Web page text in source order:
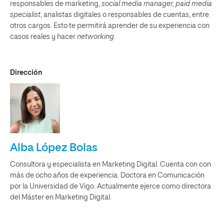
responsables de marketing, social media manager, paid media
specialist, analistas digitales o responsables de cuentas, entre
otros cargos. Esto te permitirá aprender de su experiencia con
casos reales y hacer networking.
Dirección
Alba López Bolas
Consultora y especialista en Marketing Digital. Cuenta con con
más de ocho años de experiencia. Doctora en Comunicación
por la Universidad de Vigo. Actualmente ejerce como directora
del Máster en Marketing Digital.